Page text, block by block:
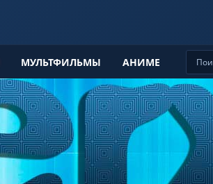
МУЛЬТФИЛЬМЫ АНИМЕ